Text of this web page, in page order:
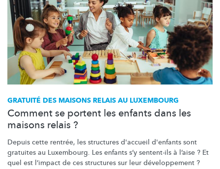
GRATUITÉ DES MAISONS RELAIS AU LUXEMBOURG
Comment se portent les enfants dans les
maisons relais ?
Depuis cette rentrée, les structures d'accueil d'enfants sont
gratuites au Luxembourg. Les enfants s’y sentent-ils à l’aise ? Et
quel est l’impact de ces structures sur leur développement ?